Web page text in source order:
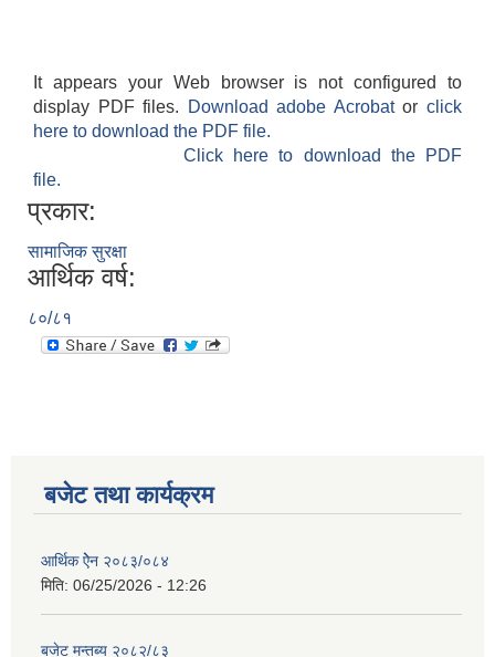
It appears your Web browser is not configured to
display PDF files.
Download adobe Acrobatorclick
here to download the PDF file.
Click here to download the PDF
file.
प्रकार:
सामाजिक सुरक्षा
आर्थिक वर्ष:
८०/८१
बजेट तथा कार्यक्रम
आर्थिक ऐेन २०८३/०८४
मिति: 06/25/2026 - 12:26
बजेट मन्तब्य २०८२/८३